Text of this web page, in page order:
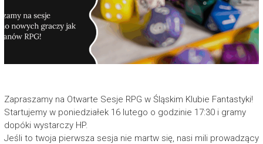
Zapraszamy na Otwarte Sesje RPG w Śląskim Klubie Fantastyki!
Startujemy w poniedziałek 16 lutego o godzinie 17:30 i gramy
dopóki wystarczy HP.
Jeśli to twoja pierwsza sesja nie martw się, nasi mili prowadzący